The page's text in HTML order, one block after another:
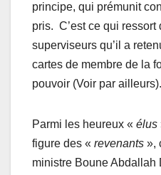
principe, qui prémunit
pris. C’est ce qui ressort
superviseurs qu’il a
cartes de membre de la
pouvoir (Voir par ailleurs).
Parmi les heureux « élus
figure des « revenants »,
ministre Boune Abdallah